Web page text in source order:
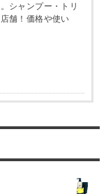
シャンプー・トリ
舗！価格や使い